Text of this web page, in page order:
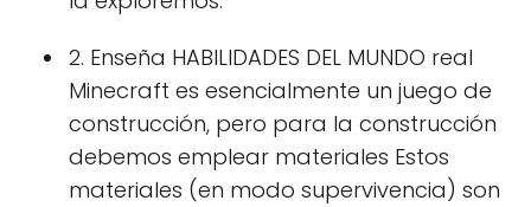
2. Enseña HABILIDADES DEL MUNDO real
Minecraft es esencialmente un juego de
construcción, pero para la construcción
debemos emplear materiales Estos
materiales (en modo supervivencia) son